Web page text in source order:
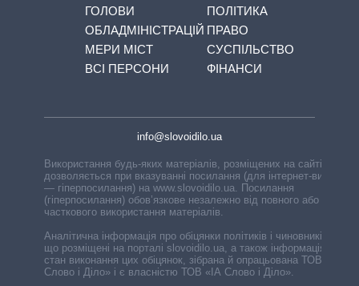
ГОЛОВИ
ОБЛАДМІНІСТРАЦІЙ
МЕРИ МІСТ
ВСІ ПЕРСОНИ
ПОЛІТИКА
ПРАВО
СУСПІЛЬСТВО
ФІНАНСИ
info@slovoidilo.ua
Використання будь-яких матеріалів, розміщених на сайті,
дозволяється при вказуванні посилання (для інтернет-видань
— гіперпосилання) на www.slovoidilo.ua. Посилання
(гіперпосилання) обов’язкове незалежно від повного або
часткового використання матеріалів.
Аналітична інформація про обіцянки політиків і чиновників,
що розміщені на порталі slovoidilo.ua, а також інформація про
стан виконання цих обіцянок, зібрана й опрацьована ТОВ «ІА
Слово і Діло» і є власністю ТОВ «ІА Слово і Діло».